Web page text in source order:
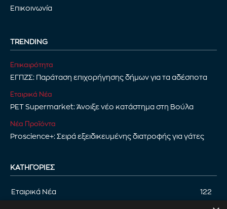
Επικοινωνία
TRENDING
Επικαιρότητα
ΕΓΠΖΣ: Παράταση επιχορήγησης δήμων για τα αδέσποτα
Εταιρικά Νέα
PET Supermarket: Άνοιξε νέο κατάστημα στη Βούλα
Νέα Προϊόντα
Proscience+: Σειρά εξειδικευμένης διατροφής για γάτες
ΚΑΤΗΓΟΡΊΕΣ
Εταιρικά Νέα 122